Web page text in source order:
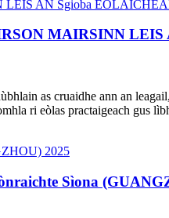
MAIRSINN LEIS
as cruaidhe ann an
ri eòlas practaigeach gus
Sìona